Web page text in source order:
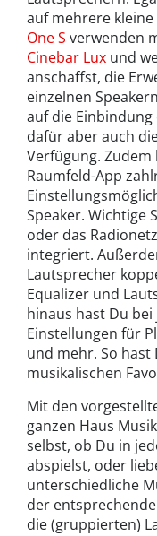
auf mehrere
One S verwenden
Cinebar Lux und
anschaffst, die
einzelnen
auf die
dafür aber auch
Verfügung.
Raumfeld-App
Speaker. Wichtige
oder das
integriert.
Lautsprecher
Equalizer und
hinaus hast Du
Einstellungen für
und mehr. So
musikalischen
Mit den
ganzen Haus
selbst, ob Du in
abspielst, oder
unterschiedliche
der
die (gruppierten)